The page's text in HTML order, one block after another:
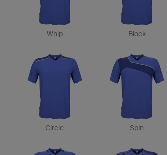
Whip Block
Circle Spin